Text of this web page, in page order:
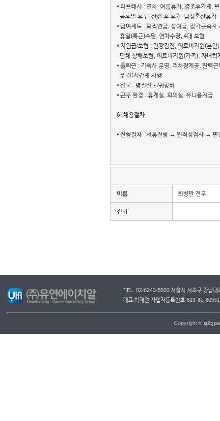
• 리프레시 : 연차, 여름휴가, 경조휴가제,
공휴일 휴무, 산전 후 휴가, 남성출산휴가
• 급여제도 : 퇴직연금, 상여금, 장기근속
휴일(특근)수당, 연차수당, 4대 보험
• 지원금/보험 : 건강검진, 의료비지원(본
단체 상해보험, 의료비지원(가족), 자녀학
• 출퇴근 : 기숙사 운영, 주차장제공, 탄력
주 40시간제 시행
• 선물 : 명절선물/귀향비
• 근무 환경 : 휴게실, 회의실, 유니폼지급
6. 채용절차
• 전형절차 : 서류전형 → 인적성검사 →
이름 최병만 전무
전화
TEL. 02-6243-5500 서울시 서초구 강남대
대표:박재언 사업자등록번호:613-81-
Copyright ©